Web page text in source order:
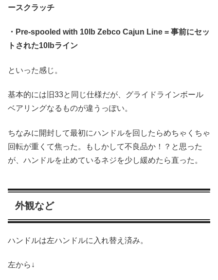
ースクラッチ
・Pre-spooled with 10lb Zebco Cajun Line = 事前にセッ
トされた10lbライン
といった感じ。
基本的には旧33と同じ仕様だが、グライドラインボール
ベアリングなるものが違うっぽい。
ちなみに開封して最初にハンドルを回したらめちゃくちゃ
回転が重くて焦った。もしかして不良品か！？と思った
が、ハンドルを止めているネジを少し緩めたら直った。
外観など
ハンドルは左ハンドルに入れ替え済み。
左から↓